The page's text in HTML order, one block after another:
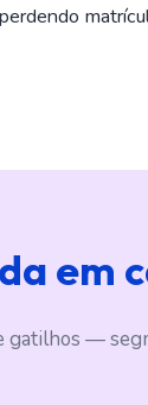
em
gatilhos —